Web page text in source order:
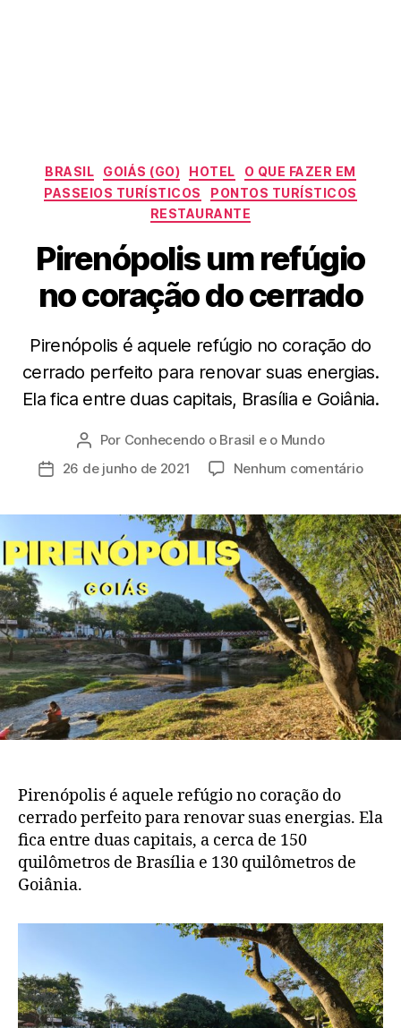
Categorias
BRASIL GOIÁS (GO) HOTEL
O QUE FAZER EM
PASSEIOS TURÍSTICOS
PONTOS TURÍSTICOS
RESTAURANTE
Pirenópolis um refúgio
no coração do cerrado
Pirenópolis é aquele refúgio no coração do
cerrado perfeito para renovar suas energias.
Ela fica entre duas capitais, Brasília e Goiânia.
Autor
do
post
Por Conhecendo o Brasil e o Mundo
Data26 de junho de 2021 Nenhum comentárioem
no
do
Pirenópolis é aquele refúgio no coração do
cerrado perfeito para renovar suas energias. Ela
fica entre duas capitais, a cerca de 150
quilômetros de Brasília e 130 quilômetros de
Goiânia.